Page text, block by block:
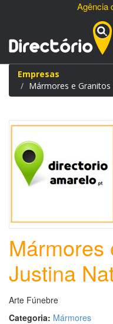
Agência
Empresas
Mármores e Granitos
Mármores
Justina
Arte Fúnebre
Categoria: Mármores